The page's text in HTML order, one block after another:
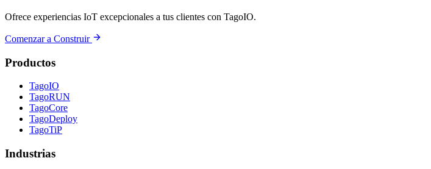
Ofrece experiencias IoT excepcionales a tus clientes con TagoIO.
Comenzar a Construir
Productos
TagoIO
TagoRUN
TagoCore
TagoDeploy
TagoTiP
Industrias